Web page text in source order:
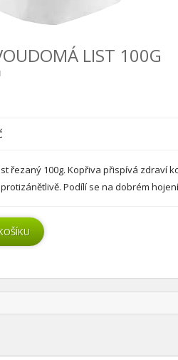
LIST 100G
řezaný 100g. Kopřiva přispívá zdraví
Podílí se na dobrém